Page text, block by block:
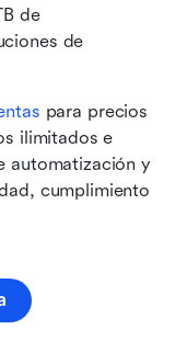
de
de
para precios
ilimitados e
automatización y
cumplimiento